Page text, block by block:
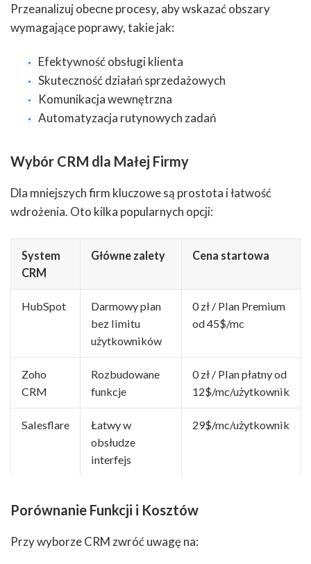
Przeanalizuj obecne procesy, aby wskazać obszary
wymagające poprawy, takie jak:
Efektywność obsługi klienta
Skuteczność działań sprzedażowych
Komunikacja wewnętrzna
Automatyzacja rutynowych zadań
Wybór CRM dla Małej Firmy
Dla mniejszych firm kluczowe są prostota i łatwość
wdrożenia. Oto kilka popularnych opcji:
System
CRM
Główne zalety Cena startowa
HubSpot
Darmowy plan
bez limitu
użytkowników
0 zł / Plan Premium
od 45$/mc
Zoho
CRM
Rozbudowane
funkcje
0 zł / Plan płatny od
12$/mc/użytkownik
Salesflare
Łatwy w
obsłudze
interfejs
29$/mc/użytkownik
Porównanie Funkcji i Kosztów
Przy wyborze CRM zwróć uwagę na: